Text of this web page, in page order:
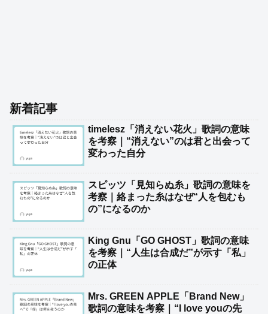
新着記事
timelesz「消えない花火」歌詞の意味
を考察｜“消えない”のは君と出会って
変わった自分
スピッツ「見知らぬ糸」歌詞の意味を
考察｜絡まった糸はなぜ“人を包むも
の”になるのか
King Gnu「GO GHOST」歌詞の意味
を考察｜“人生は合成だ”が示す「私」
の正体
Mrs. GREEN APPLE「Brand New」
歌詞の意味を考察｜“I love youの先